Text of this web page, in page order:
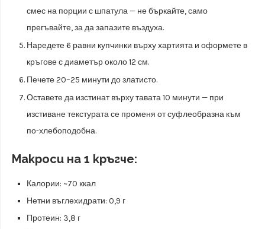
смес на порции с шпатула — не бъркайте, само
прегъвайте, за да запазите въздуха.
Наредете 6 равни купчинки върху хартията и оформете в
кръгове с диаметър около 12 см.
Печете 20–25 минути до златисто.
Оставете да изстинат върху тавата 10 минути — при
изстиване текстурата се променя от суфлеобразна към
по-хлебоподобна.
Макроси на 1 кръгче:
Калории: ~70 ккал
Нетни въглехидрати: 0,9 г
Протеин: 3,8 г